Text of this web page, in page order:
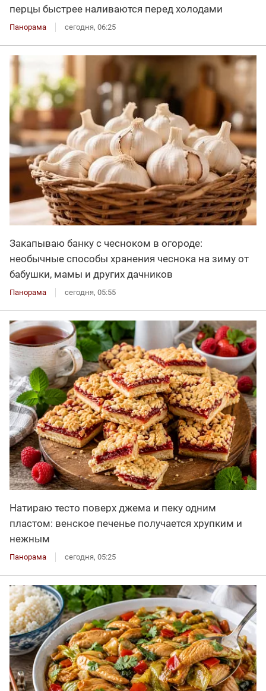
перцы быстрее наливаются перед холодами
Панорама сегодня, 06:25
Закапываю банку с чесноком в огороде:
необычные способы хранения чеснока на зиму от
бабушки, мамы и других дачников
Панорама сегодня, 05:55
Натираю тесто поверх джема и пеку одним
пластом: венское печенье получается хрупким и
нежным
Панорама сегодня, 05:25